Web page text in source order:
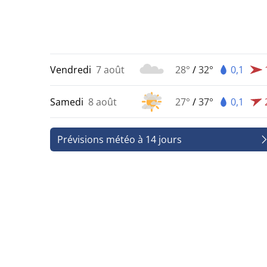
Vendredi 7 août 28° /32° 0,1
Samedi 8 août 27° /37° 0,1
Prévisions météo à 14 jours